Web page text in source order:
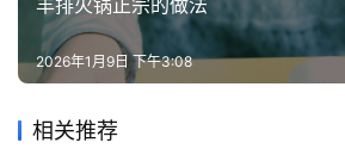
羊排火锅正宗的做法
2026年1月9日 下午3:08
相关推荐